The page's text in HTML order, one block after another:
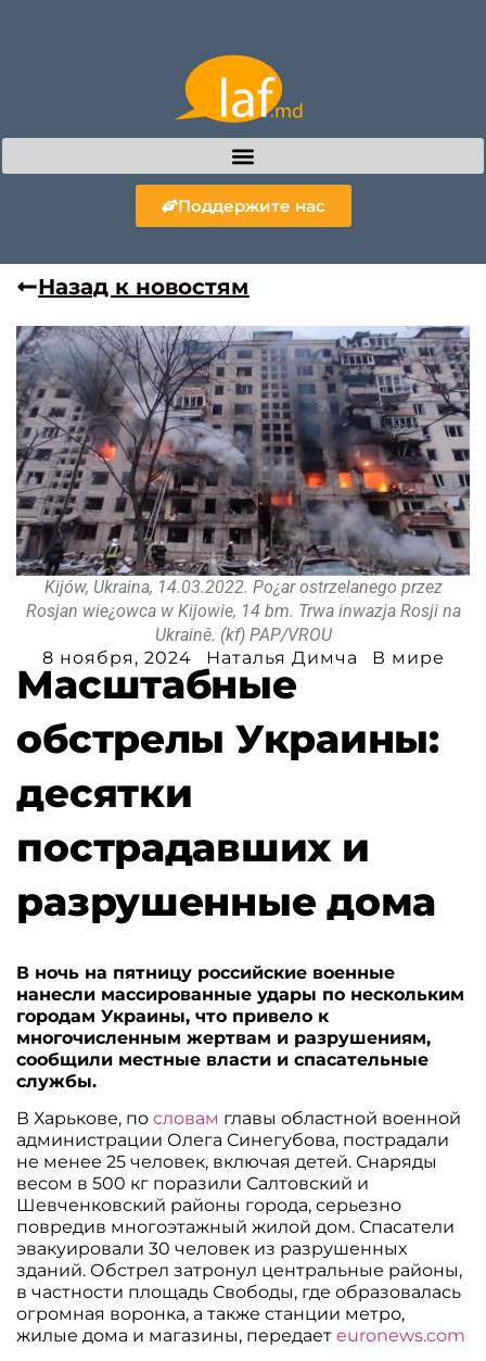
Поддержите нас
Назад к новостям
Kijów, Ukraina, 14.03.2022. Po¿ar ostrzelanego przez
Rosjan wie¿owca w Kijowie, 14 bm. Trwa inwazja Rosji na
Ukrainê. (kf) PAP/VROU
8 ноября, 2024
Наталья Димча В мире
Масштабные
обстрелы Украины:
десятки
пострадавших и
разрушенные дома
В ночь на пятницу российские военные
нанесли массированные удары по нескольким
городам Украины, что привело к
многочисленным жертвам и разрушениям,
сообщили местные власти и спасательные
службы.
В Харькове, пословам главы областной военной
администрации Олега Синегубова, пострадали
не менее 25 человек, включая детей. Снаряды
весом в 500 кг поразили Салтовский и
Шевченковский районы города, серьезно
повредив многоэтажный жилой дом. Спасатели
эвакуировали 30 человек из разрушенных
зданий. Обстрел затронул центральные районы,
в частности площадь Свободы, где образовалась
огромная воронка, а также станции метро,
жилые дома и магазины, передаетeuronews.com